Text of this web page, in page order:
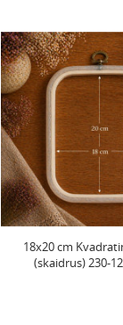
18x20 cm
(skaidrus) 230-